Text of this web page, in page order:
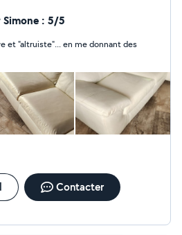
des outils: Taille haie
électrique, nettoyeur
vapeur à main pour vitres ou
pour sols avec serpillères,
litres, shampouineuse que je
à bas prix.
Simone : 5/5
et "altruiste"... en me donnant des
Contacter